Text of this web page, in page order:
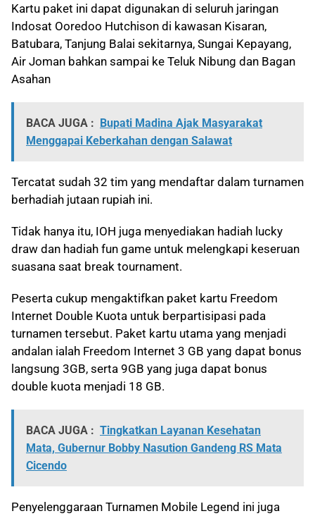
Kartu paket ini dapat digunakan di seluruh jaringan
Indosat Ooredoo Hutchison di kawasan Kisaran,
Batubara, Tanjung Balai sekitarnya, Sungai Kepayang,
Air Joman bahkan sampai ke Teluk Nibung dan Bagan
Asahan
BACA JUGA : Bupati Madina Ajak Masyarakat
Menggapai Keberkahan dengan Salawat
Tercatat sudah 32 tim yang mendaftar dalam turnamen
berhadiah jutaan rupiah ini.
Tidak hanya itu, IOH juga menyediakan hadiah lucky
draw dan hadiah fun game untuk melengkapi keseruan
suasana saat break tournament.
Peserta cukup mengaktifkan paket kartu Freedom
Internet Double Kuota untuk berpartisipasi pada
turnamen tersebut. Paket kartu utama yang menjadi
andalan ialah Freedom Internet 3 GB yang dapat bonus
langsung 3GB, serta 9GB yang juga dapat bonus
double kuota menjadi 18 GB.
BACA JUGA : Tingkatkan Layanan Kesehatan
Mata, Gubernur Bobby Nasution Gandeng RS Mata
Cicendo
Penyelenggaraan Turnamen Mobile Legend ini juga